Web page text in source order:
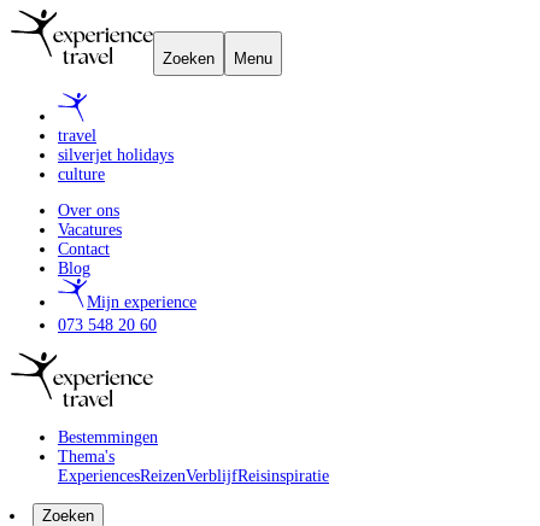
Zoeken Menu
travel
silverjet holidays
culture
Over ons
Vacatures
Contact
Blog
Mijn experience
073 548 20 60
Bestemmingen
Thema's
ExperiencesReizenVerblijfReisinspiratie
Zoeken